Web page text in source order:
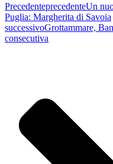
PrecedenteprecedenteUn
Puglia: Margherita di Savoia
successivoGrottammare,
consecutiva